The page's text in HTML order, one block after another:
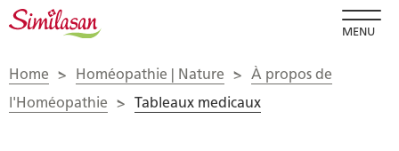
MENU
Home > Homéopathie | Nature > À propos de
l'Homéopathie > Tableaux medicaux